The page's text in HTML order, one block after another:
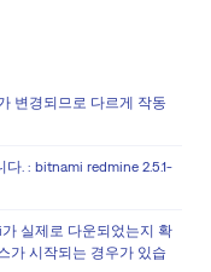
변경되므로 다르게 작동
. : bitnami redmine 2.5.1-
실제로 다운되었는지 확
가 시작되는 경우가 있습